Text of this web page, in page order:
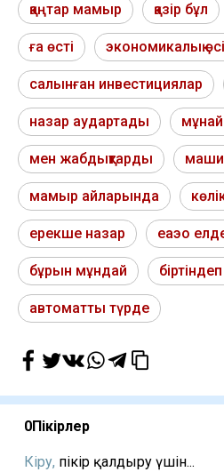
қаңтар мамыр қазір бұл
ға өсті экономикалық
салынған инвестициялар
назар аудартады мұнай
мен жабдықтарды
мамыр айларында
ерекше назар еаэо
бұрын мұндай
автоматты түрде
0Пікірлер
Кіру, пікір қалдыру үшін...